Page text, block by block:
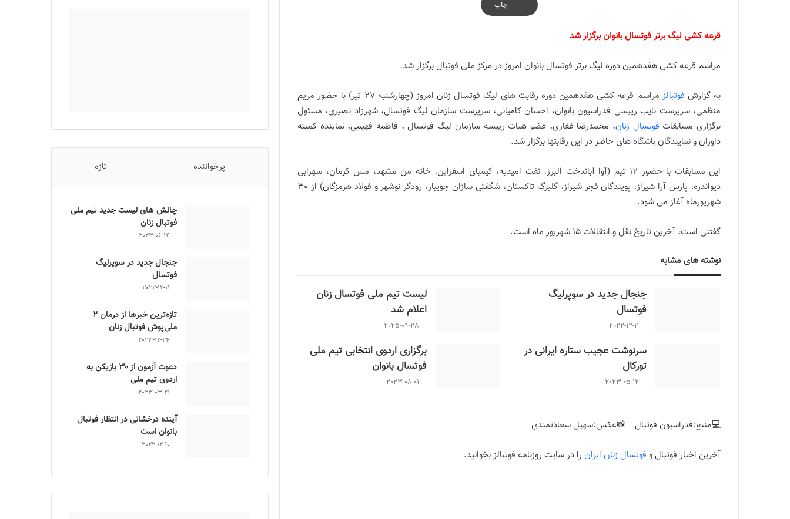
چاپ
قرعه کشی لیگ برتر فوتسال بانوان برگزار شد
مراسم قرعه کشی هفدهمین دوره لیگ برتر فوتسال بانوان امروز در مرکز ملی فوتبال برگزار شد.
به گزارش فوتبالز
مراسم قرعه کشی هفدهمین دوره رقابت های لیگ فوتسال زنان امروز (چهارشنبه 27 تیر) با حضور مریم
منظمی، سرپرست نایب رییسی فدراسیون بانوان، احسان کامیانی، سرپرست سازمان لیگ فوتسال، شهرزاد نصیری، مسئول
برگزاری مسابقات فوتسال زنان، محمدرضا غفاری، عضو هیات رییسه سازمان لیگ فوتسال ، فاطمه فهیمی، نماینده کمیته
داوران و نمایندگان باشگاه های حاضر در این رقابتها برگزار شد.
این مسابقات با حضور 12 تیم (آوا آباندخت البرز، نفت امیدیه، کیمیای اسفراین، خانه من مشهد، مس کرمان، سهرابی
دیواندره، پارس آرا شیراز، پویندگان فجر شیراز، گلبرگ تاکستان، شگفتی سازان جویبار، رودگر نوشهر و فولاد هرمزگان) از 30
شهریورماه آغاز می شود.
گفتنی است، آخرین تاریخ نقل و انتقالات 15 شهریور ماه است.
نوشته های مشابه
جنجال جدید در سوپرلیگ
فوتسال
2022-12-11
لیست تیم ملی فوتسال زنان
اعلام شد
2025-04-28
سرنوشت عجیب ستاره ایرانی در
تورکال
2023-05-12
برگزاری اردوی انتخابی تیم ملی
فوتسال بانوان
2023-08-01
💻منبع:فدراسیون فوتبال 📸عکس:سهیل سعادتمندی
آخرین اخبار فوتبال و فوتسال زنان ایران را در سایت روزنامه فوتبالز بخوانید.
پرخواننده تازه
چالش هاى ليست جدید تيم ملى
فوتبال زنان
2023-06-14
جنجال جدید در سوپرلیگ
فوتسال
2022-12-11
تازه‌ترین خبرها از درمان ۲
ملی‌پوش فوتبال زنان
2023-12-24
دعوت آزمون از 30 بازیکن به
اردوی تیم ملی
2023-03-21
آینده درخشانی در انتظار فوتبال
بانوان است
2022-12-10